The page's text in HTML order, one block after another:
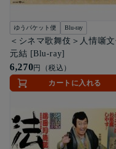
ゆうパケット便 Blu-ray
＜シネマ歌舞伎＞人情噺
元結 [Blu-ray]
6,270円（税込）
カートに入れる